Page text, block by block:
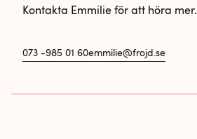
Kontakta Emmilie för att höra mer.
073 -985 01 60emmilie@frojd.se